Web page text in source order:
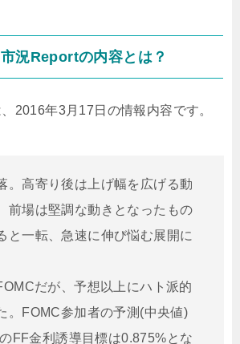
況Reportの内容とは？
2016年3月17日の情報内容です。
。高寄り後は上げ幅を広げる動
前場は堅調な動きとなったもの
と一転、急速に伸び悩む展開に
だが、予想以上にハト派的
。FOMC参加者の予測(中央値)
FF金利誘導目標は0.875%とな